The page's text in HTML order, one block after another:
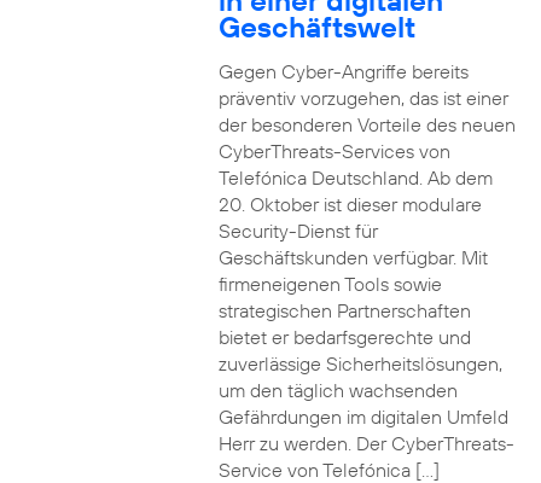
Geschäftswelt
Gegen Cyber-Angriffe bereits
präventiv vorzugehen, das ist einer
der besonderen Vorteile des neuen
CyberThreats-Services von
Telefónica Deutschland. Ab dem
20. Oktober ist dieser modulare
Security-Dienst für
Geschäftskunden verfügbar. Mit
firmeneigenen Tools sowie
strategischen Partnerschaften
bietet er bedarfsgerechte und
zuverlässige Sicherheitslösungen,
um den täglich wachsenden
Gefährdungen im digitalen Umfeld
Herr zu werden. Der CyberThreats-
Service von Telefónica […]